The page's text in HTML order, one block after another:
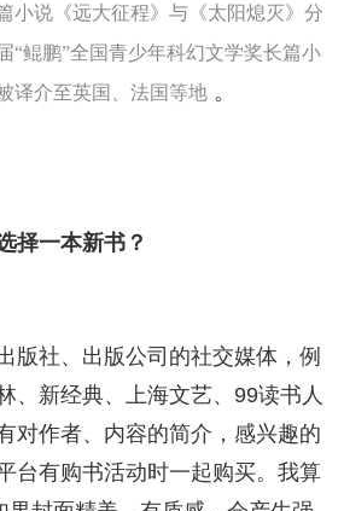
小说《远大征程》与《太阳熄灭》分
“鲲鹏”全国青少年科幻文学奖长篇小
译介至英国、法国等地 。
择一本新书？
版社、出版公司的社交媒体，例
、新经典、上海文艺、99读书人
对作者、内容的简介，感兴趣的
台有购书活动时一起购买。我算